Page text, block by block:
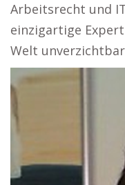
Arbeitsrecht und
einzigartige
Welt